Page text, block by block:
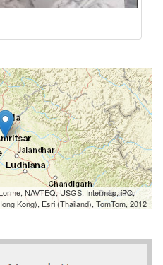
NAVTEQ, USGS, Intermap, iPC,
Kong), Esri (Thailand), TomTom, 2012